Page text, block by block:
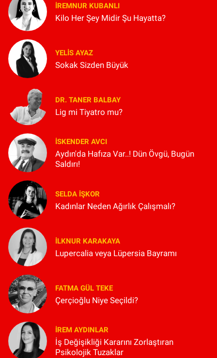
İREMNUR KUBANLI
Kilo Her Şey Midir Şu Hayatta?
YELIS AYAZ
Sokak Sizden Büyük
DR. TANER BALBAY
Lig mi Tiyatro mu?
İSKENDER AVCI
Aydın'da Hafıza Var..! Dün Övgü, Bugün
Saldırı!
SELDA İŞKOR
Kadınlar Neden Ağırlık Çalışmalı?
İLKNUR KARAKAYA
Lupercalia veya Lüpersia Bayramı
FATMA GÜL TEKE
Çerçioğlu Niye Seçildi?
İREM AYDINLAR
İş Değişikliği Kararını Zorlaştıran
Psikolojik Tuzaklar